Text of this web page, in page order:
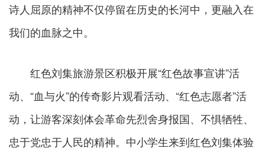
诗人屈原的精神不仅停留在历史的长河中，更融入在
我们的血脉之中。
红色刘集旅游景区积极开展“红色故事宣讲”活
动、“血与火”的传奇影片观看活动、“红色志愿者”活
动，让游客深刻体会革命先烈舍身报国、不惧牺牲、
忠于党忠于人民的精神。中小学生来到红色刘集体验